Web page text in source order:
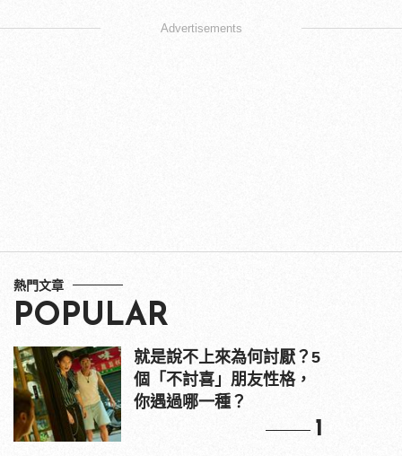
Advertisements
熱門文章
POPULAR
就是說不上來為何討厭？5
個「不討喜」朋友性格，
你遇過哪一種？
1